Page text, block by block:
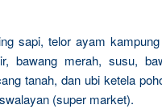
sapi, telor ayam
bawang merah, susu,
tanah, dan ubi ketela
(super market).